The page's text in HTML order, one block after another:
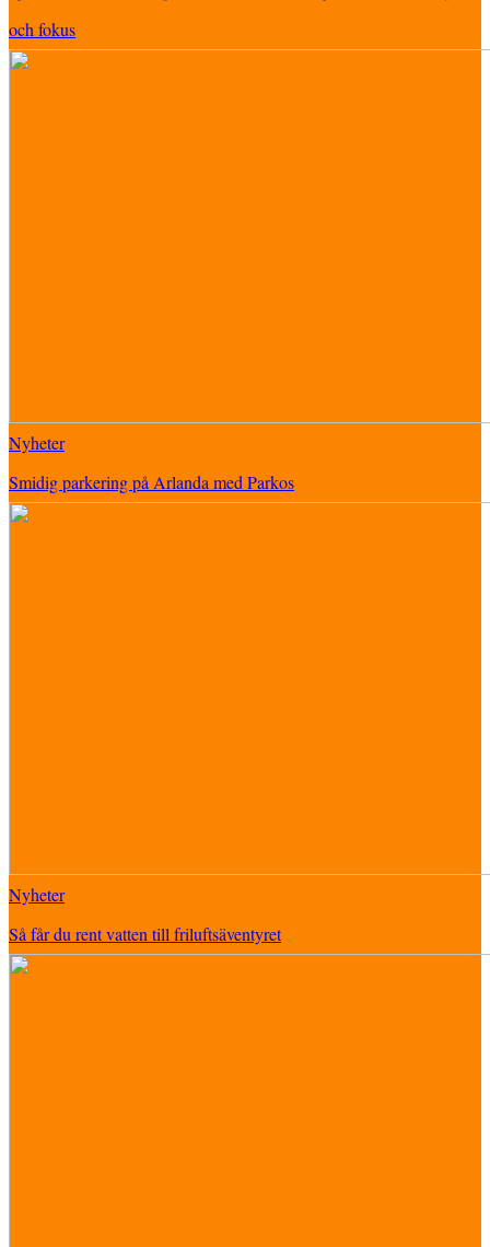
och fokus
Nyheter
Smidig parkering på Arlanda med Parkos
Nyheter
Så får du rent vatten till friluftsäventyret